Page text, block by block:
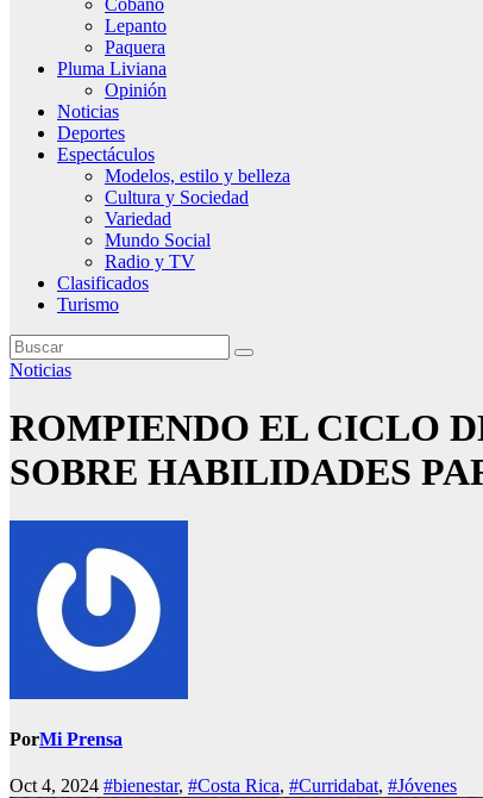
Cóbano
Lepanto
Paquera
Pluma Liviana
Opinión
Noticias
Deportes
Espectáculos
Modelos, estilo y belleza
Cultura y Sociedad
Variedad
Mundo Social
Radio y TV
Clasificados
Turismo
Noticias
ROMPIENDO EL CICLO
SOBRE HABILIDADES
PorMi Prensa
Oct 4, 2024 #bienestar, #Costa Rica, #Curridabat, #Jóvenes